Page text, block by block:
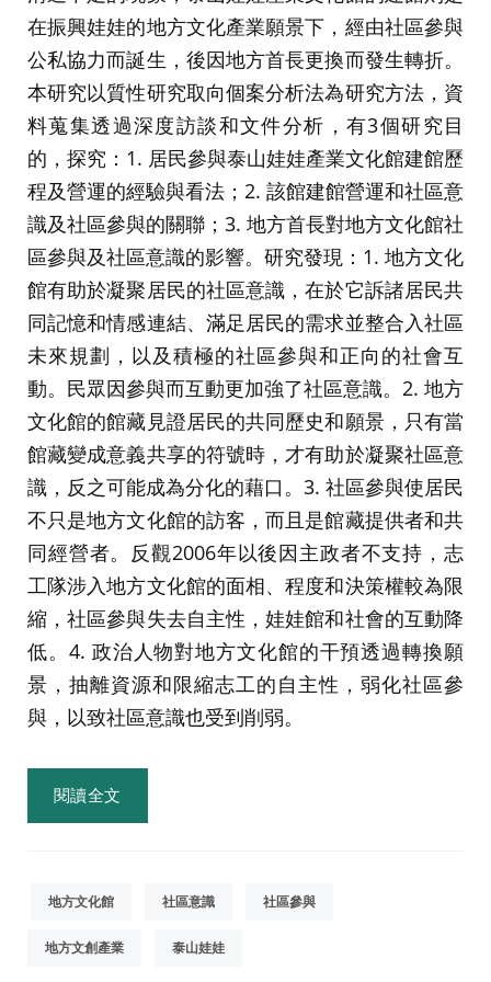
在振興娃娃的地方文化產業願景下，經由社區參與
公私協力而誕生，後因地方首長更換而發生轉折。
本研究以質性研究取向個案分析法為研究方法，資
料蒐集透過深度訪談和文件分析，有3個研究目
的，探究：1. 居民參與泰山娃娃產業文化館建館歷
程及營運的經驗與看法；2. 該館建館營運和社區意
識及社區參與的關聯；3. 地方首長對地方文化館社
區參與及社區意識的影響。研究發現：1. 地方文化
館有助於凝聚居民的社區意識，在於它訴諸居民共
同記憶和情感連結、滿足居民的需求並整合入社區
未來規劃，以及積極的社區參與和正向的社會互
動。民眾因參與而互動更加強了社區意識。2. 地方
文化館的館藏見證居民的共同歷史和願景，只有當
館藏變成意義共享的符號時，才有助於凝聚社區意
識，反之可能成為分化的藉口。3. 社區參與使居民
不只是地方文化館的訪客，而且是館藏提供者和共
同經營者。反觀2006年以後因主政者不支持，志
工隊涉入地方文化館的面相、程度和決策權較為限
縮，社區參與失去自主性，娃娃館和社會的互動降
低。4. 政治人物對地方文化館的干預透過轉換願
景，抽離資源和限縮志工的自主性，弱化社區參
與，以致社區意識也受到削弱。
閱讀全文
地方文化館 社區意識 社區參與
地方文創產業 泰山娃娃